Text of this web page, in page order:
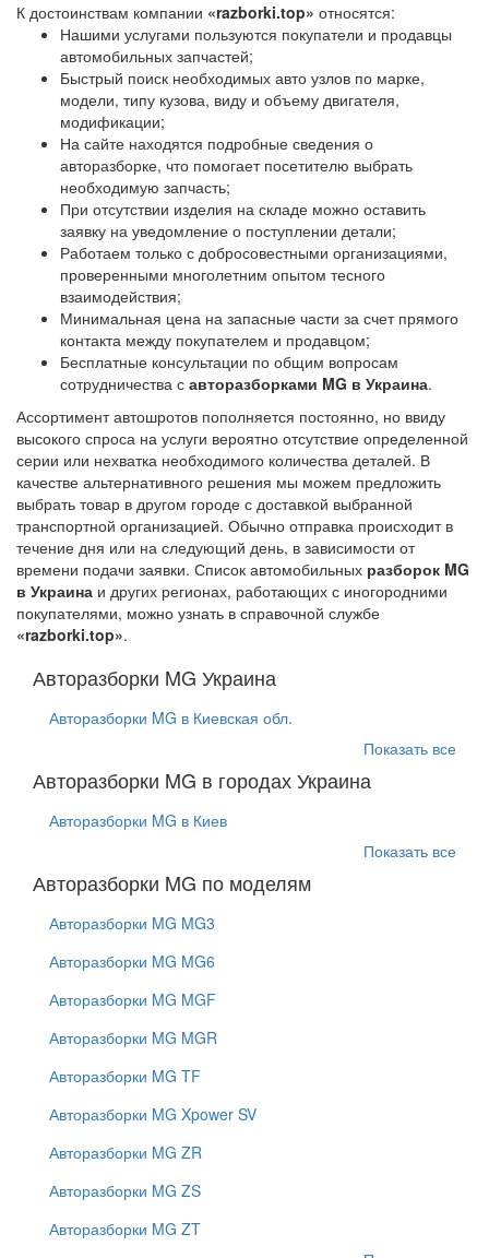
К достоинствам компании «razborki.top» относятся:
Нашими услугами пользуются покупатели и продавцы
автомобильных запчастей;
Быстрый поиск необходимых авто узлов по марке,
модели, типу кузова, виду и объему двигателя,
модификации;
На сайте находятся подробные сведения о
авторазборке, что помогает посетителю выбрать
необходимую запчасть;
При отсутствии изделия на складе можно оставить
заявку на уведомление о поступлении детали;
Работаем только с добросовестными организациями,
проверенными многолетним опытом тесного
взаимодействия;
Минимальная цена на запасные части за счет прямого
контакта между покупателем и продавцом;
Бесплатные консультации по общим вопросам
сотрудничества с авторазборками MG в Украина.
Ассортимент автошротов пополняется постоянно, но ввиду
высокого спроса на услуги вероятно отсутствие определенной
серии или нехватка необходимого количества деталей. В
качестве альтернативного решения мы можем предложить
выбрать товар в другом городе с доставкой выбранной
транспортной организацией. Обычно отправка происходит в
течение дня или на следующий день, в зависимости от
времени подачи заявки. Список автомобильных разборок MG
в Украина и других регионах, работающих с иногородними
покупателями, можно узнать в справочной службе
«razborki.top».
Авторазборки MG Украина
Авторазборки MG в Киевская обл.
Показать все
Авторазборки MG в городах Украина
Авторазборки MG в Киев
Показать все
Авторазборки MG по моделям
Авторазборки MG MG3
Авторазборки MG MG6
Авторазборки MG MGF
Авторазборки MG MGR
Авторазборки MG TF
Авторазборки MG Xpower SV
Авторазборки MG ZR
Авторазборки MG ZS
Авторазборки MG ZT